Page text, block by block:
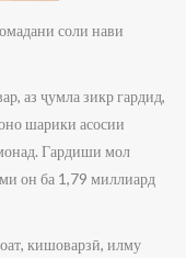
соли нави
аз ҷумла зикр гардид,
шарики асосии
Гардиши мол
он ба 1,79 миллиард
кишоварзӣ, илму